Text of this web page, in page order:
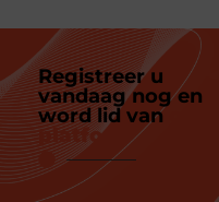
Registreer u
vandaag nog en
word lid van
platform